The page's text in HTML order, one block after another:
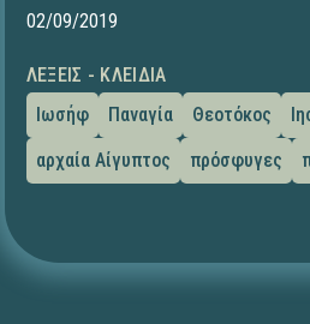
02/09/2019
ΛΈΞΕΙΣ - ΚΛΕΙΔΙΆ
Ιωσήφ
Παναγία Θεοτόκος
αρχαία Αίγυπτος
πρόσφυγες